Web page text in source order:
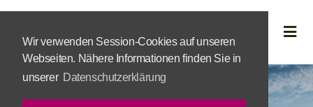
Wir verwenden Session-Cookies auf unseren
Webseiten. Nähere Informationen finden Sie in
unserer Datenschutzerklärung